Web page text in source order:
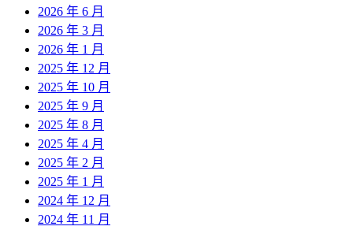
2026 年 6 月
2026 年 3 月
2026 年 1 月
2025 年 12 月
2025 年 10 月
2025 年 9 月
2025 年 8 月
2025 年 4 月
2025 年 2 月
2025 年 1 月
2024 年 12 月
2024 年 11 月